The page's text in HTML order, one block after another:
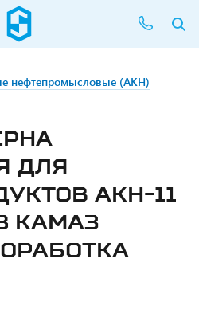
нефтепромысловые (АКН)
ДЛЯ
АКН-11
КАМАЗ